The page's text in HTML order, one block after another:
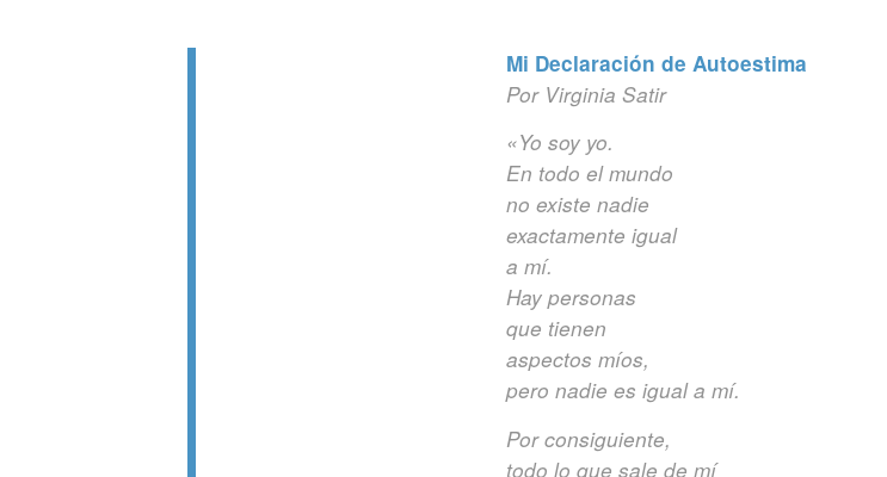
Mi Declaración de Autoestima
Por Virginia Satir
«Yo soy yo.
En todo el mundo
no existe nadie
exactamente igual
a mí.
Hay personas
que tienen
aspectos míos,
pero nadie es igual a mí.
Por consiguiente,
todo lo que sale de mí